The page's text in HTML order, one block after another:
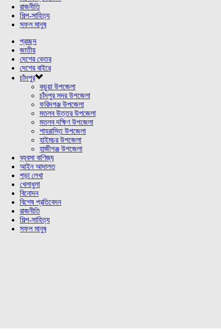
রাজনীতি
শিল্প-সাহিত্য
সফল মানুষ
প্রচ্ছদ
জাতীয়
দেশের ভেতর
দেশের বাইরে
চাঁদপুর
কচুয়া উপজেলা
চাঁদপুর সদর উপজেলা
ফরিদগঞ্জ উপজেলা
মতলব উত্তর উপজেলা
মতলব দক্ষিণ উপজেলা
শাহরাস্তি উপজেলা
হাইমচর উপজেলা
হাজীগঞ্জ উপজেলা
ব্যবসা বাণিজ্য
আইন আদালত
পড়া লেখা
খেলাধুলা
বিনোদন
বিশেষ প্রতিবেদন
রাজনীতি
শিল্প-সাহিত্য
সফল মানুষ